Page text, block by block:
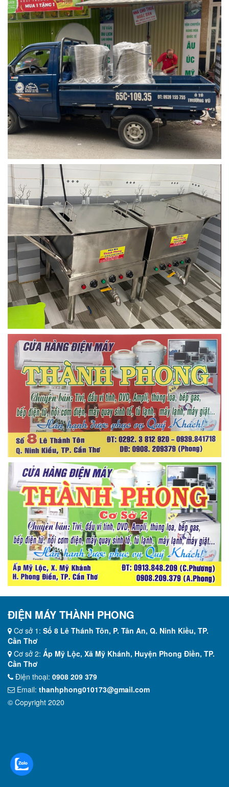
ĐIỆN MÁY THÀNH PHONG
Cơ sở 1: Số 8 Lê Thánh Tôn, P. Tân An, Q. Ninh Kiều, TP.
Cần Thơ
Cơ sở 2: Ấp Mỹ Lộc, Xã Mỹ Khánh, Huyện Phong Điền, TP.
Cần Thơ
Điện thoại: 0908 209 379
Email: thanhphong010173@gmail.com
© Copyright 2020